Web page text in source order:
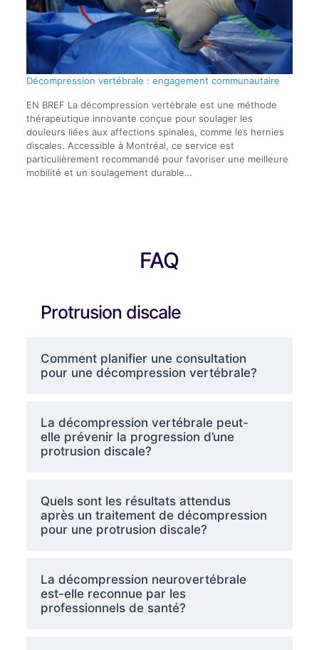
Décompression vertébrale : engagement communautaire
EN BREF La décompression vertébrale est une méthode
thérapeutique innovante conçue pour soulager les
douleurs liées aux affections spinales, comme les hernies
discales. Accessible à Montréal, ce service est
particulièrement recommandé pour favoriser une meilleure
mobilité et un soulagement durable…
FAQ
Protrusion discale
Comment planifier une consultation
pour une décompression vertébrale?
La décompression vertébrale peut-
elle prévenir la progression d’une
protrusion discale?
Quels sont les résultats attendus
après un traitement de décompression
pour une protrusion discale?
La décompression neurovertébrale
est-elle reconnue par les
professionnels de santé?